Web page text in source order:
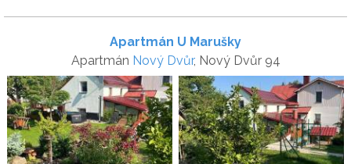
Apartmán U Marušky
Apartmán Nový Dvůr, Nový Dvůr 94